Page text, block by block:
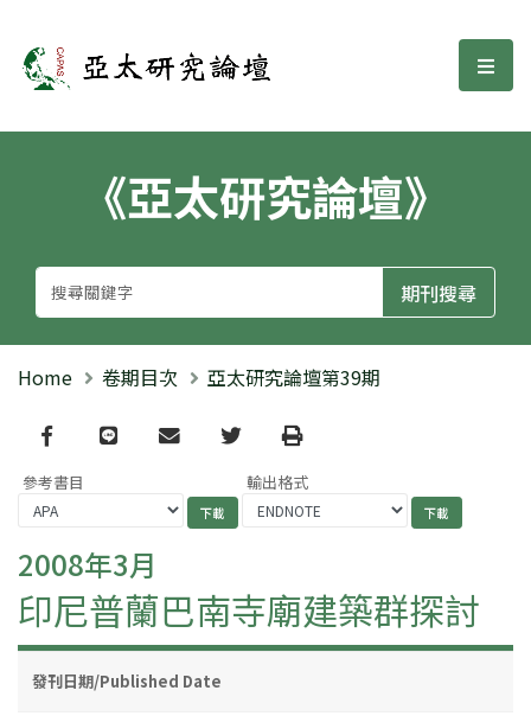
亞太研究論壇 選
《亞太研究論壇》
Home 卷期目次 亞太研究論壇第39期
Facebook
line email TwitterPrint
參考書目 輸出格式
2008年3月
印尼普蘭巴南寺廟建築群探討
發刊日期/Published Date